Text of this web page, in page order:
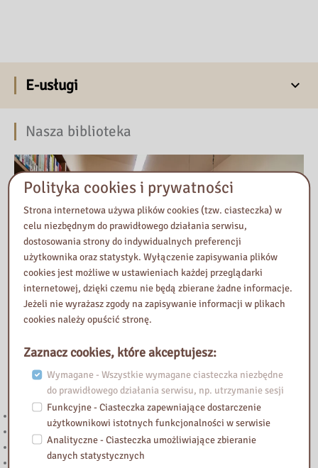
E-usługi
Nasza biblioteka
Przeczytaj
Budżet obywatelski. Zagłosuj
Zmiana godzin otwarcia Biblioteki (lipiec-sierpień)
Zmiana godzin pracy 27.VI.2026 r.
Nie tylko o książkach. Nie gasną echa wyjątkowego spotkania z Ewą
Polityka cookies i prywatności
Strona internetowa używa plików cookies (tzw. ciasteczka) w
celu niezbędnym do prawidłowego działania serwisu,
dostosowania strony do indywidualnych preferencji
użytkownika oraz statystyk. Wyłączenie zapisywania plików
cookies jest możliwe w ustawieniach każdej przeglądarki
internetowej, dzięki czemu nie będą zbierane żadne informacje.
Jeżeli nie wyrażasz zgody na zapisywanie informacji w plikach
cookies należy opuścić stronę.
Zaznacz cookies, które akceptujesz:
Wymagane - Wszystkie wymagane ciasteczka niezbędne
do prawidłowego działania serwisu, np. utrzymanie sesji
Funkcyjne - Ciasteczka zapewniające dostarczenie
użytkownikowi istotnych funkcjonalności w serwisie
Analityczne - Ciasteczka umożliwiające zbieranie
danych statystycznych